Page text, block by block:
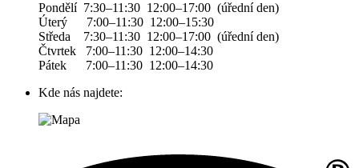
Pondělí 7:30–11:30 12:00–17:00 (úřední den)
Úterý 7:00–11:30 12:00–15:30
Středa 7:30–11:30 12:00–17:00 (úřední den)
Čtvrtek 7:00–11:30 12:00–14:30
Pátek 7:00–11:30 12:00–14:30
Kde nás najdete: